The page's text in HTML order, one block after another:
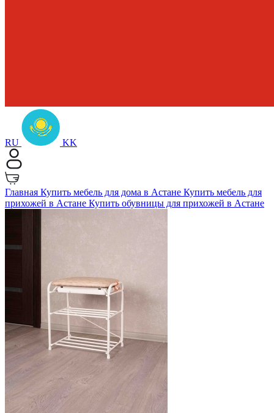
RU KK
Главная Купить мебель для дома в Астане Купить мебель для
прихожей в Астане Купить обувницы для прихожей в Астане